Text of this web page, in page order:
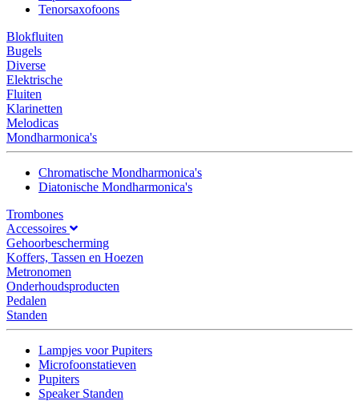
Tenorsaxofoons
Blokfluiten
Bugels
Diverse
Elektrische
Fluiten
Klarinetten
Melodicas
Mondharmonica's
Chromatische Mondharmonica's
Diatonische Mondharmonica's
Trombones
Accessoires
Gehoorbescherming
Koffers, Tassen en Hoezen
Metronomen
Onderhoudsproducten
Pedalen
Standen
Lampjes voor Pupiters
Microfoonstatieven
Pupiters
Speaker Standen